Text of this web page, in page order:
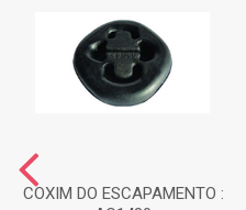
COXIM DO ESCAPAMENTO :